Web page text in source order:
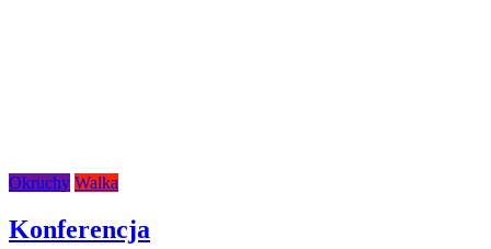
Okruchy Walka
Konferencja